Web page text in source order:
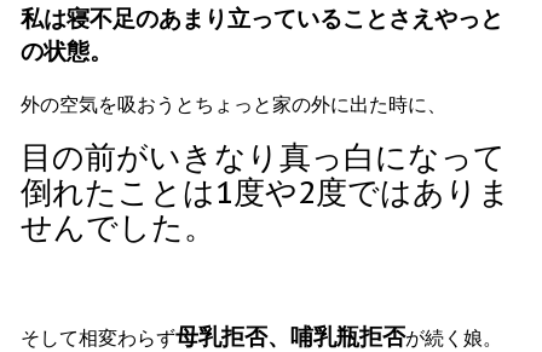
私は寝不足のあまり立っていることさえやっと
の状態。
外の空気を吸おうとちょっと家の外に出た時に、
目の前がいきなり真っ白になって
倒れたことは1度や2度ではありま
せんでした。
そして相変わらず母乳拒否、哺乳瓶拒否が続く娘。